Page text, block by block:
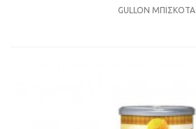
GULLON ΜΠΙΣΚΟΤΑ